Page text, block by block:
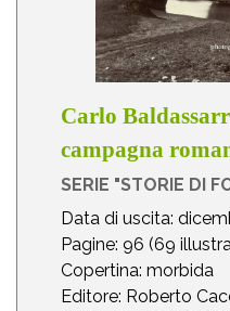
Carlo
campagna
SERIE "STORIE DI
Data di uscita:
Pagine: 96 (69
Copertina: morbida
Editore: Roberto